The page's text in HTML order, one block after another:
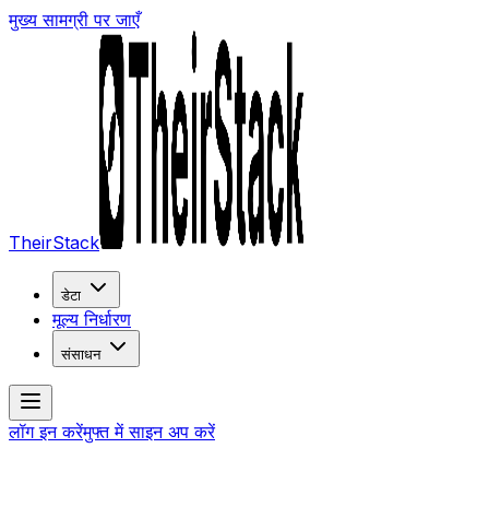
मुख्य सामग्री पर जाएँ
TheirStack
डेटा
मूल्य निर्धारण
संसाधन
लॉग इन करेंमुफ्त में साइन अप करें